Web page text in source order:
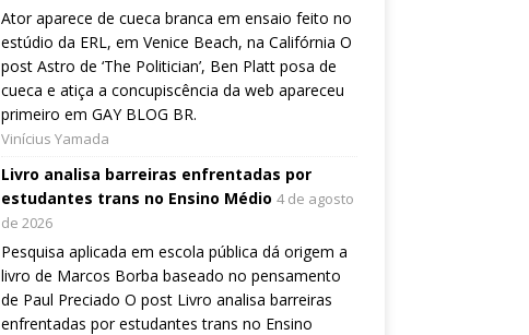
Ator aparece de cueca branca em ensaio feito no
estúdio da ERL, em Venice Beach, na Califórnia O
post Astro de ‘The Politician’, Ben Platt posa de
cueca e atiça a concupiscência da web apareceu
primeiro em GAY BLOG BR.
Vinícius Yamada
Livro analisa barreiras enfrentadas por
estudantes trans no Ensino Médio 4 de agosto
de 2026
Pesquisa aplicada em escola pública dá origem a
livro de Marcos Borba baseado no pensamento
de Paul Preciado O post Livro analisa barreiras
enfrentadas por estudantes trans no Ensino